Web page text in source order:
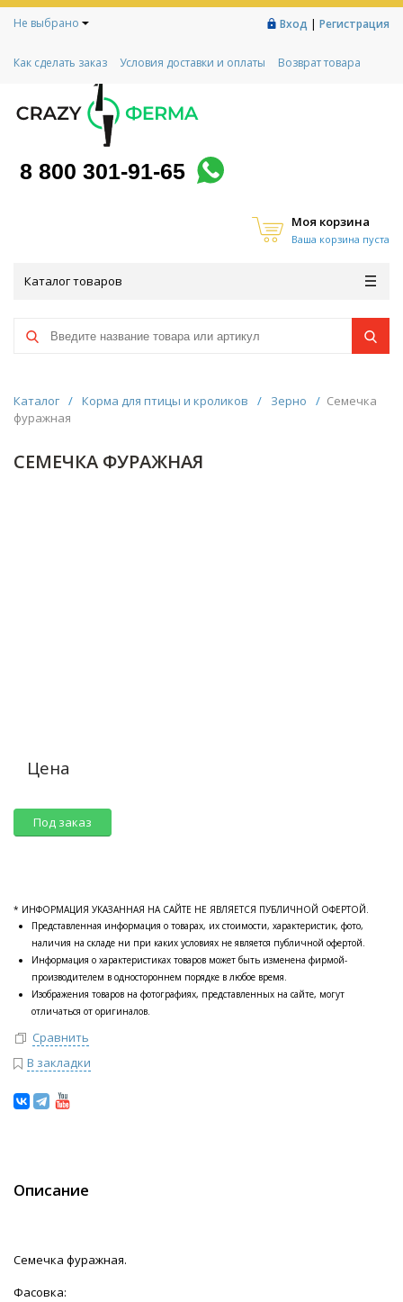
Не выбрано Вход | Регистрация
Как сделать заказ Условия доставки и оплаты
Возврат товара
Контакты
Социальный контракт
Любимая ферма
8 800 301-91-65
Моя корзина
Ваша корзина пуста
Каталог товаров
Каталог / Корма для птицы и кроликов / Зерно / Семечка
фуражная
СЕМЕЧКА ФУРАЖНАЯ
Цена
Под заказ
* ИНФОРМАЦИЯ УКАЗАННАЯ НА САЙТЕ НЕ ЯВЛЯЕТСЯ ПУБЛИЧНОЙ ОФЕРТОЙ.
Представленная информация о товарах, их стоимости, характеристик, фото,
наличия на складе ни при каких условиях не является публичной офертой.
Информация о характеристиках товаров может быть изменена фирмой-
производителем в одностороннем порядке в любое время.
Изображения товаров на фотографиях, представленных на сайте, могут
отличаться от оригиналов.
Сравнить
В закладки
Описание
Семечка фуражная.
Фасовка: